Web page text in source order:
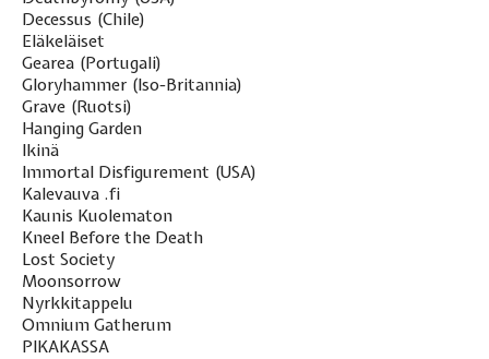
Decessus (Chile)
Eläkeläiset
Gearea (Portugali)
Gloryhammer (Iso-Britannia)
Grave (Ruotsi)
Hanging Garden
Ikinä
Immortal Disfigurement (USA)
Kalevauva .fi
Kaunis Kuolematon
Kneel Before the Death
Lost Society
Moonsorrow
Nyrkkitappelu
Omnium Gatherum
PIKAKASSA